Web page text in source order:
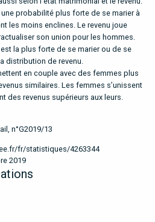
probabilité plus forte de se marier à
les moins enclines. Le revenu joue
son union pour les hommes.
la plus forte de se marier ou de se
distribution de revenu.
en couple avec des femmes plus
similaires. Les femmes s’unissent
des revenus supérieurs aux leurs.
n°G2019/13
fr/statistiques/4263344
2019